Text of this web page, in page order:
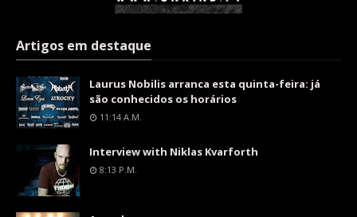
Artigos em destaque
Laurus Nobilis arranca esta quinta-feira: já
são conhecidos os horários
11:14 A.m.
Interview with Niklas Kvarforth
8:13 P.m.